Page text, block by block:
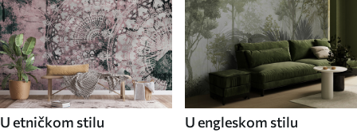
U etničkom stilu U engleskom stilu